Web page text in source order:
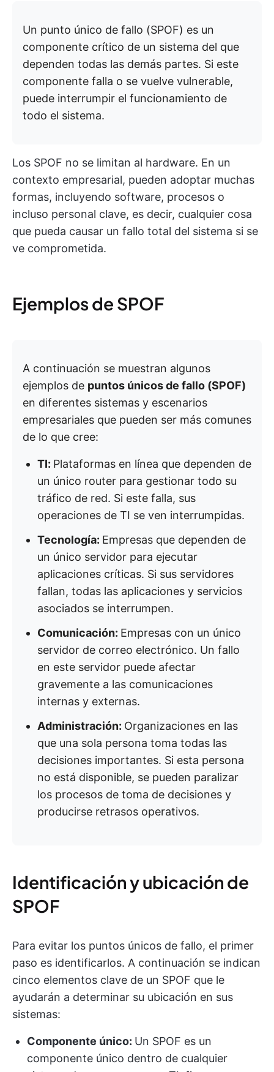
Un punto único de fallo (SPOF) es un
componente crítico de un sistema del que
dependen todas las demás partes. Si este
componente falla o se vuelve vulnerable,
puede interrumpir el funcionamiento de
todo el sistema.
Los SPOF no se limitan al hardware. En un
contexto empresarial, pueden adoptar muchas
formas, incluyendo software, procesos o
incluso personal clave, es decir, cualquier cosa
que pueda causar un fallo total del sistema si se
ve comprometida.
Ejemplos de SPOF
A continuación se muestran algunos
ejemplos de puntos únicos de fallo (SPOF)
en diferentes sistemas y escenarios
empresariales que pueden ser más comunes
de lo que cree:
TI: Plataformas en línea que dependen de
un único router para gestionar todo su
tráfico de red. Si este falla, sus
operaciones de TI se ven interrumpidas.
Tecnología: Empresas que dependen de
un único servidor para ejecutar
aplicaciones críticas. Si sus servidores
fallan, todas las aplicaciones y servicios
asociados se interrumpen.
Comunicación: Empresas con un único
servidor de correo electrónico. Un fallo
en este servidor puede afectar
gravemente a las comunicaciones
internas y externas.
Administración: Organizaciones en las
que una sola persona toma todas las
decisiones importantes. Si esta persona
no está disponible, se pueden paralizar
los procesos de toma de decisiones y
producirse retrasos operativos.
Identificación y ubicación de
SPOF
Para evitar los puntos únicos de fallo, el primer
paso es identificarlos. A continuación se indican
cinco elementos clave de un SPOF que le
ayudarán a determinar su ubicación en sus
sistemas:
Componente único: Un SPOF es un
componente único dentro de cualquier